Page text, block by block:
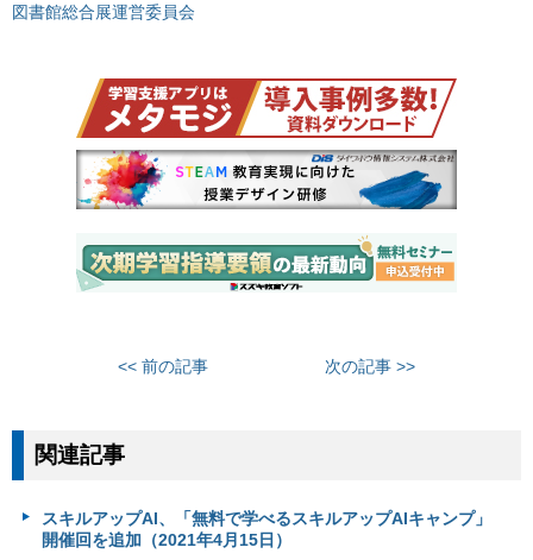
図書館総合展運営委員会
<< 前の記事 次の記事 >>
関連記事
スキルアップAI、「無料で学べるスキルアップAIキャンプ」
開催回を追加（2021年4月15日）